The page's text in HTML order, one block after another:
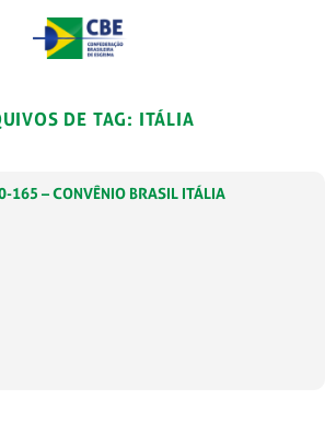
DE TAG: ITÁLIA
165 – CONVÊNIO BRASIL ITÁLIA